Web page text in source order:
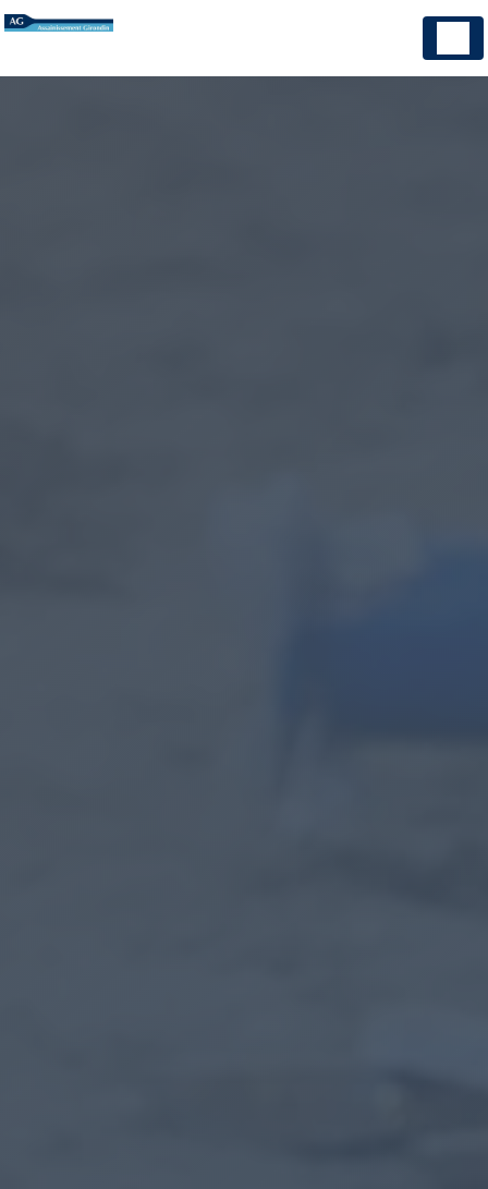
Panneau de gestion des cookies